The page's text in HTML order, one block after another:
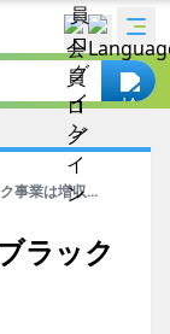
事業は増収...
ラック